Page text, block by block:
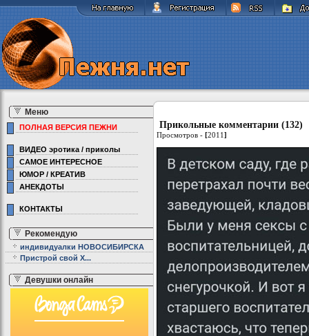
Меню
ПОЛНАЯ ВЕРСИЯ ПЕЖНИ
ВИДЕО эротика / приколы
САМОЕ ИНТЕРЕСНОЕ
ЮМОР / КРЕАТИВ
АНЕКДОТЫ
КОНТАКТЫ
Рекомендую
индивидуалки НОВОСИБИРСКА
Пристрой свой Х...
Девушки онлайн
Прикольные комментарии (132)
Просмотров - [2011]